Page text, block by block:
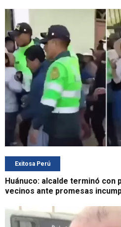
Exitosa Perú
Huánuco: alcalde terminó con
vecinos ante promesas